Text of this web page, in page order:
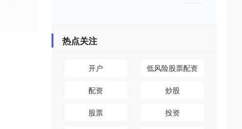
热点关注
开户 低风险股票配资
配资 炒股
股票 投资